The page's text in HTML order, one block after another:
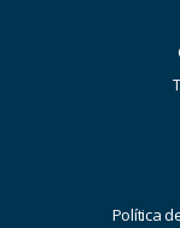
Política